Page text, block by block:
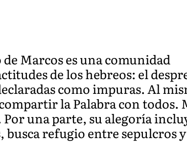
Marcos es una comunidad
de los hebreos: el
como impuras. Al
la Palabra con todos.
una parte, su alegoría
refugio entre sepulcros y